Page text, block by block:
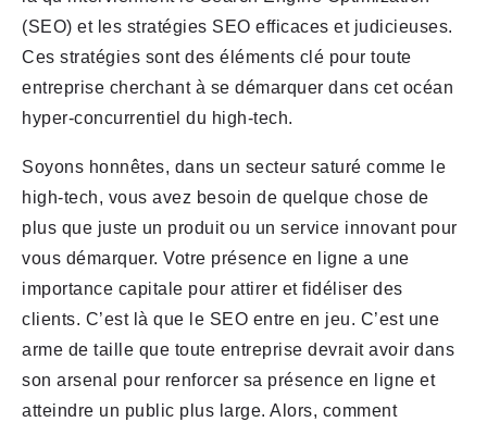
(SEO) et les stratégies SEO efficaces et judicieuses.
Ces stratégies sont des éléments clé pour toute
entreprise cherchant à se démarquer dans cet océan
hyper-concurrentiel du high-tech.
Soyons honnêtes, dans un secteur saturé comme le
high-tech, vous avez besoin de quelque chose de
plus que juste un produit ou un service innovant pour
vous démarquer. Votre présence en ligne a une
importance capitale pour attirer et fidéliser des
clients. C’est là que le SEO entre en jeu. C’est une
arme de taille que toute entreprise devrait avoir dans
son arsenal pour renforcer sa présence en ligne et
atteindre un public plus large. Alors, comment